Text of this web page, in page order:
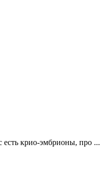
есть крио-эмбрионы, про ...